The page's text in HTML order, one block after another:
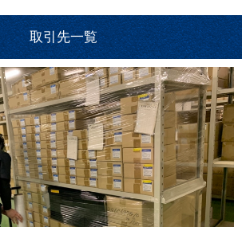
取引先一覧